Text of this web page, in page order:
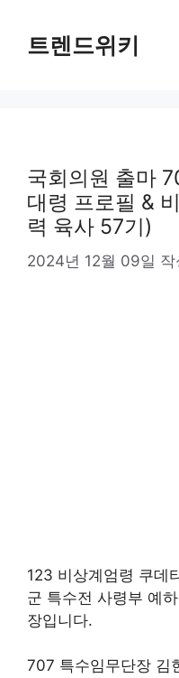
트렌드위키
국회의원 출마
대령 프로필 &
력 육사 57기)
2024년 12월 09일 작
123 비상계엄령 쿠데
군 특수전 사령부 예
장입니다.
707 특수임무단장 김